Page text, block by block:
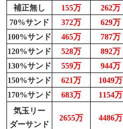
補正無し 155万 262万
70%サンド
372万 629万
100%サンド
465万 787万
120%サンド
528万 892万
130%サンド
559万 944万
150%サンド
621万 1049万
170%サンド
683万 1154万
気玉リー
ダーサンド
2655万 4486万